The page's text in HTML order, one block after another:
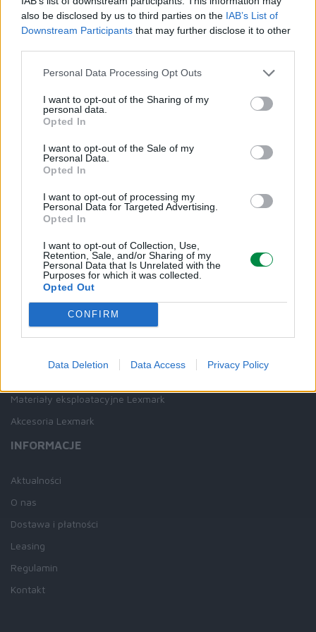
also be disclosed by us to third parties on the IAB’s List of
Downstream Participants that may further disclose it to other
Personal Data Processing Opt Outs
I want to opt-out of the Sharing of my
personal data.
Opted In
I want to opt-out of the Sale of my
Personal Data.
Opted In
I want to opt-out of processing my
Personal Data for Targeted Advertising.
Opted In
I want to opt-out of Collection, Use,
Retention, Sale, and/or Sharing of my
Personal Data that Is Unrelated with the
Purposes for which it was collected.
Opted Out
CONFIRM
Data Deletion Data Access Privacy Policy
Lexmark Sklep
Netland Computers
Wrocławska 35
62-800 Kalisz
Skontaktuj się z nami:
+48 62 741 22 51
* Sklep nie jest oficjalnym sklepem Lexmark.
NA SKRÓTY
Materiały eksploatacyjne Lexmark
Akcesoria Lexmark
INFORMACJE
Aktualności
O nas
Dostawa i płatności
Leasing
Regulamin
Kontakt